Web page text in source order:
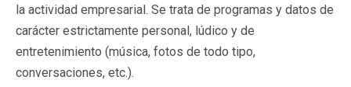
la actividad empresarial. Se trata de programas y datos de
carácter estrictamente personal, lúdico y de
entretenimiento (música, fotos de todo tipo,
conversaciones, etc.).